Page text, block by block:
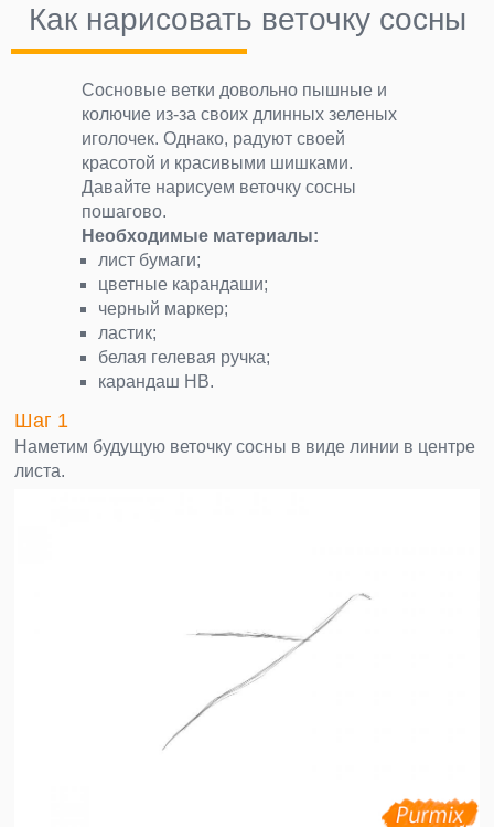
Как нарисовать веточку сосны
Сосновые ветки довольно пышные и
колючие из-за своих длинных зеленых
иголочек. Однако, радуют своей
красотой и красивыми шишками.
Давайте нарисуем веточку сосны
пошагово.
Необходимые материалы:
лист бумаги;
цветные карандаши;
черный маркер;
ластик;
белая гелевая ручка;
карандаш НВ.
Шаг 1
Наметим будущую веточку сосны в виде линии в центре
листа.